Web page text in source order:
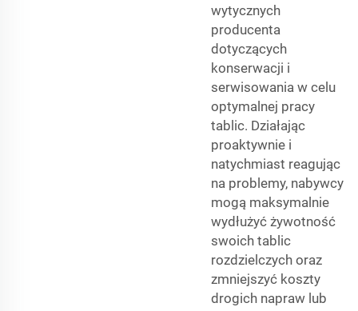
wytycznych
producenta
dotyczących
konserwacji i
serwisowania w celu
optymalnej pracy
tablic. Działając
proaktywnie i
natychmiast reagując
na problemy, nabywcy
mogą maksymalnie
wydłużyć żywotność
swoich tablic
rozdzielczych oraz
zmniejszyć koszty
drogich napraw lub